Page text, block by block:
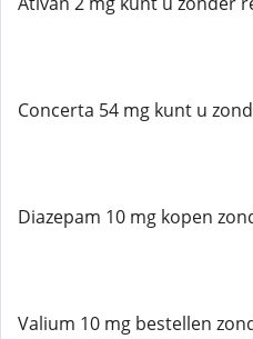
Concerta 54 mg kunt u
Diazepam 10 mg kopen
Valium 10 mg bestellen